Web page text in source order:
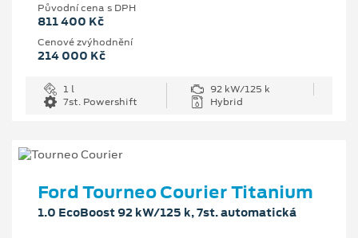
Původní cena s DPH
811 400 Kč
Cenové zvýhodnění
214 000 Kč
1 l
92 kW/125 k
7st. Powershift
Hybrid
Ford Tourneo Courier Titanium
1.0 EcoBoost 92 kW/125 k, 7st. automatická